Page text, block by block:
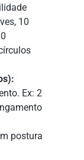
10
Ex: 2
postura